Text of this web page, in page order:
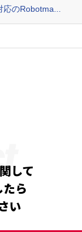
のRobotma...
して
ら
い